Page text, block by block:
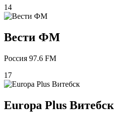
14
Вести ФМ
Россия 97.6 FM
17
Europa Plus Витебск